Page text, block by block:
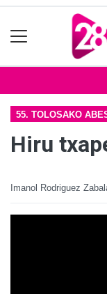
55. TOLOSAKO
Hiru
Imanol Rodriguez